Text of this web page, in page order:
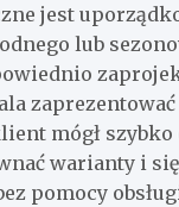
jest
lub
mógł
warianty i
pomocy